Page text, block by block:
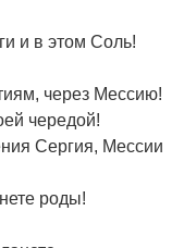
и в этом Соль!
через Мессию!
чередой!
Сергия, Мессии
роды!